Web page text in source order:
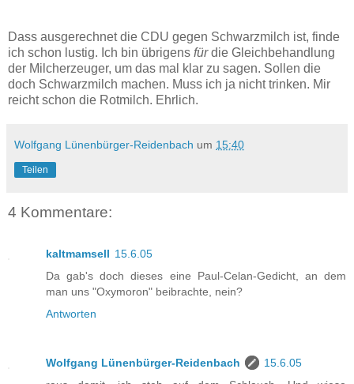
Dass ausgerechnet die CDU gegen Schwarzmilch ist, finde
ich schon lustig. Ich bin übrigens fürdie Gleichbehandlung
der Milcherzeuger, um das mal klar zu sagen. Sollen die
doch Schwarzmilch machen. Muss ich ja nicht trinken. Mir
reicht schon die Rotmilch. Ehrlich.
Wolfgang Lünenbürger-Reidenbach um 15:40
Teilen
4 Kommentare:
kaltmamsell 15.6.05
Da gab's doch dieses eine Paul-Celan-Gedicht, an dem
man uns "Oxymoron" beibrachte, nein?
Antworten
Wolfgang Lünenbürger-Reidenbach
15.6.05